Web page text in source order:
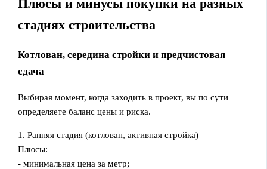
Плюсы и минусы покупки на разных
стадиях строительства
Котлован, середина стройки и предчистовая
сдача
Выбирая момент, когда заходить в проект, вы по сути
определяете баланс цены и риска.
1. Ранняя стадия (котлован, активная стройка)
Плюсы:
- минимальная цена за метр;